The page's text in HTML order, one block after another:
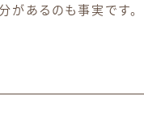
があるのも事実です。